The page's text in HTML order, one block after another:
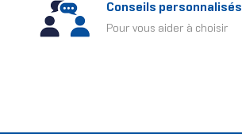
Conseils personnalisés
Pour vous aider à choisir